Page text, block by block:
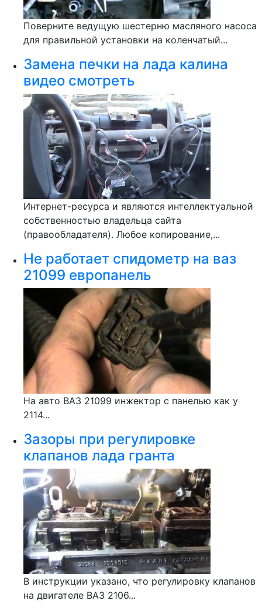
Поверните ведущую шестерню масляного насоса
для правильной установки на коленчатый...
Замена печки на лада калина
видео смотреть
Интернет-ресурса и являются интеллектуальной
собственностью владельца сайта
(правообладателя). Любое копирование,...
Не работает спидометр на ваз
21099 европанель
На авто ВАЗ 21099 инжектор с панелью как у
2114...
Зазоры при регулировке
клапанов лада гранта
В инструкции указано, что регулировку клапанов
на двигателе ВАЗ 2106...